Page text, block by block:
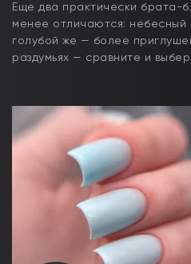
Еще два практически брата-
менее отличаются: небесный
голубой же — более
раздумьях — сравните и